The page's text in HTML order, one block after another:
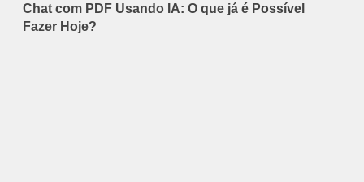
Chat com PDF Usando IA: O que já é Possível
Fazer Hoje?